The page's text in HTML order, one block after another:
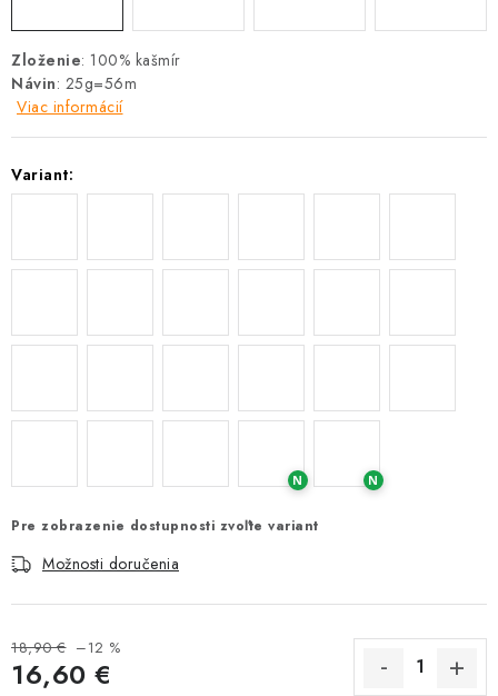
Zloženie: 100% kašmír
Návin: 25g=56m
Viac informácií
Variant:
N N
Pre zobrazenie dostupnosti zvoľte variant
Možnosti doručenia
18,90 € –12 %
16,60 €